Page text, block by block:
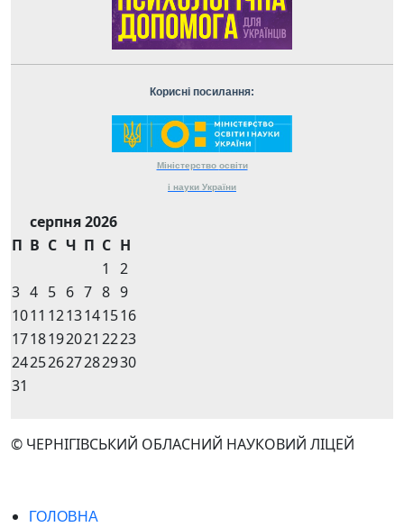
Корисні посилання:
Міністерство освіти
і науки України
серпня 2026
П В С Ч П С Н
1
2
3 4 5 6 7 8 9
1011 1213141516
1718192021 2223
24252627282930
31
© ЧЕРНІГІВСЬКИЙ ОБЛАСНИЙ НАУКОВИЙ ЛІЦЕЙ
ГОЛОВНА